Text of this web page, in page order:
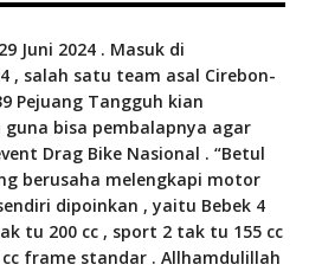
Juni 2024 . Masuk di
, salah satu team asal Cirebon-
Pejuang Tangguh kian
bisa pembalapnya agar
Drag Bike Nasional . “Betul
berusaha melengkapi motor
dipoinkan , yaitu Bebek 4
tu 200 cc , sport 2 tak tu 155 cc
frame standar . Allhamdulillah